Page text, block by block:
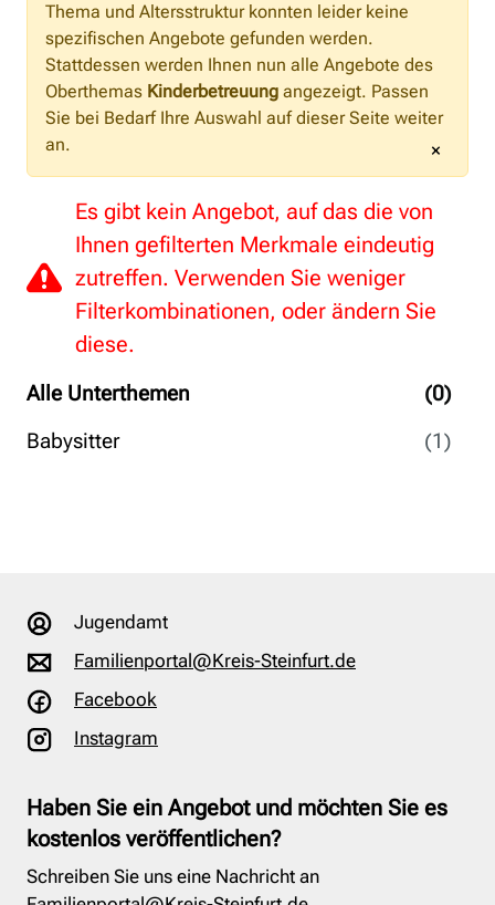
Alle Unterthemen
(0)
Babysitter
(1)
Thema und Altersstruktur konnten leider keine
spezifischen Angebote gefunden werden.
Stattdessen werden Ihnen nun alle Angebote des
Oberthemas Kinderbetreuung angezeigt. Passen
Sie bei Bedarf Ihre Auswahl auf dieser Seite weiter
an.
×
Es gibt kein Angebot, auf das die von
Ihnen gefilterten Merkmale eindeutig
zutreffen. Verwenden Sie weniger
Filterkombinationen, oder ändern Sie
diese.
Jugendamt
Familienportal@Kreis-Steinfurt.de
Facebook
Instagram
Haben Sie ein Angebot und möchten Sie es
kostenlos veröffentlichen?
Schreiben Sie uns eine Nachricht an